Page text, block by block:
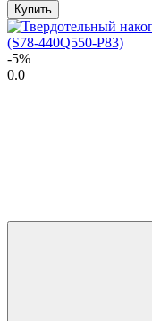
Купить
-5%
0.0